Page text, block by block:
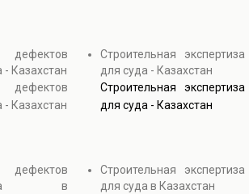
дефектов
- Казахстан
дефектов
- Казахстан
дефектов
в
Строительная экспертиза
для суда - Казахстан
Строительная экспертиза
для суда - Казахстан
Строительная экспертиза
для суда в Казахстан